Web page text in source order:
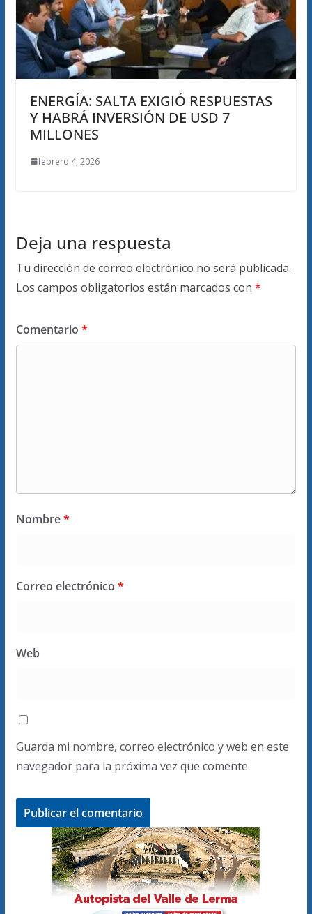
ENERGÍA: SALTA EXIGIÓ RESPUESTAS
Y HABRÁ INVERSIÓN DE USD 7
MILLONES
febrero 4, 2026
Deja una respuesta
Tu dirección de correo electrónico no será publicada.
Los campos obligatorios están marcados con *
Comentario *
Nombre*
Correo electrónico *
Web
Guarda mi nombre, correo electrónico y web en este
navegador para la próxima vez que comente.